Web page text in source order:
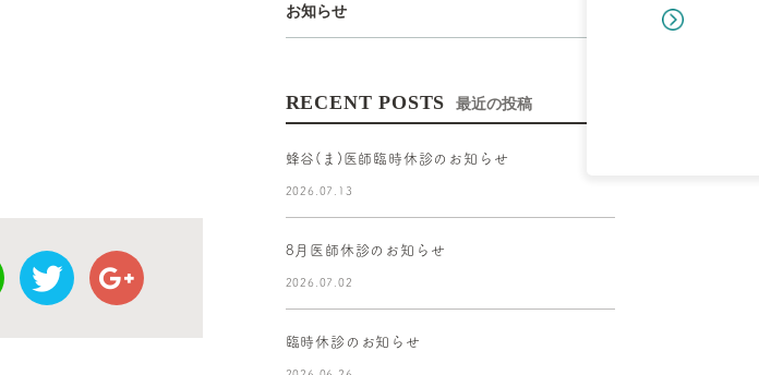
お知らせ
RECENT POSTS 最近の投稿
蜂谷(ま)医師臨時休診のお知らせ
2026.07.13
8月医師休診のお知らせ
2026.07.02
臨時休診のお知らせ